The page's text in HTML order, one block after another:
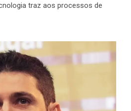
traz aos processos de